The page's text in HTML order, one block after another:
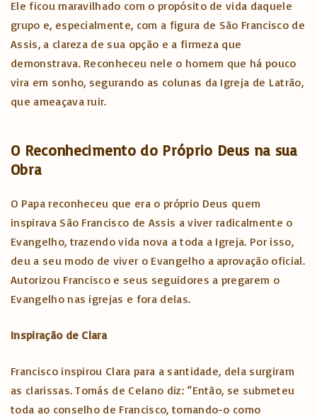
Ele ficou maravilhado com o propósito de vida daquele
grupo e, especialmente, com a figura de São Francisco de
Assis, a clareza de sua opção e a firmeza que
demonstrava. Reconheceu nele o homem que há pouco
vira em sonho, segurando as colunas da Igreja de Latrão,
que ameaçava ruir.
O Reconhecimento do Próprio Deus na sua
Obra
O Papa reconheceu que era o próprio Deus quem
inspirava São Francisco de Assis a viver radicalmente o
Evangelho, trazendo vida nova a toda a Igreja. Por isso,
deu a seu modo de viver o Evangelho a aprovação oficial.
Autorizou Francisco e seus seguidores a pregarem o
Evangelho nas igrejas e fora delas.
Inspiração de Clara
Francisco inspirou Clara para a santidade, dela surgiram
as clarissas. Tomás de Celano diz: “Então, se submeteu
toda ao conselho de Francisco, tomando-o como